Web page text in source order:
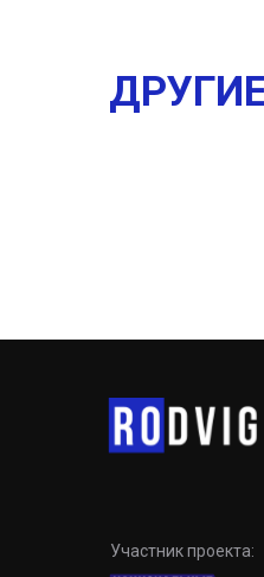
Участник проекта: